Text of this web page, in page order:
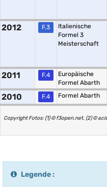
2012 F.3
Italienische
Formel 3
Meisterschaft
2011 F.4
Europäische
Formel Abarth
2010 F.4 Formel Abarth
Copyright Fotos: (1) © f3open.net, (2) ©
Legende :